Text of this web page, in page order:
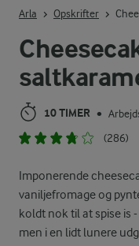
10 TIMER •
(286)
Imponerende
vaniljefromage og
koldt nok til at spise is
men i en lidt lunere
Arla Opskrifter